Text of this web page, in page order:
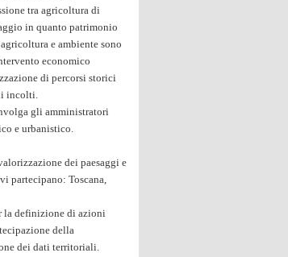
tra agricoltura di
in quanto patrimonio
e ambiente sono
economico
di percorsi storici
incolti.
gli amministratori
e urbanistico.
dei paesaggi e
partecipano: Toscana,
la definizione di azioni
della
dei dati territoriali.